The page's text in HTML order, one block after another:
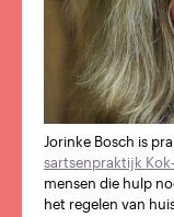
Jorinke Bosch is
sartsenpraktijk
mensen die hulp
het regelen van